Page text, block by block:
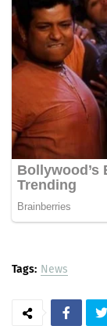
Tags: News